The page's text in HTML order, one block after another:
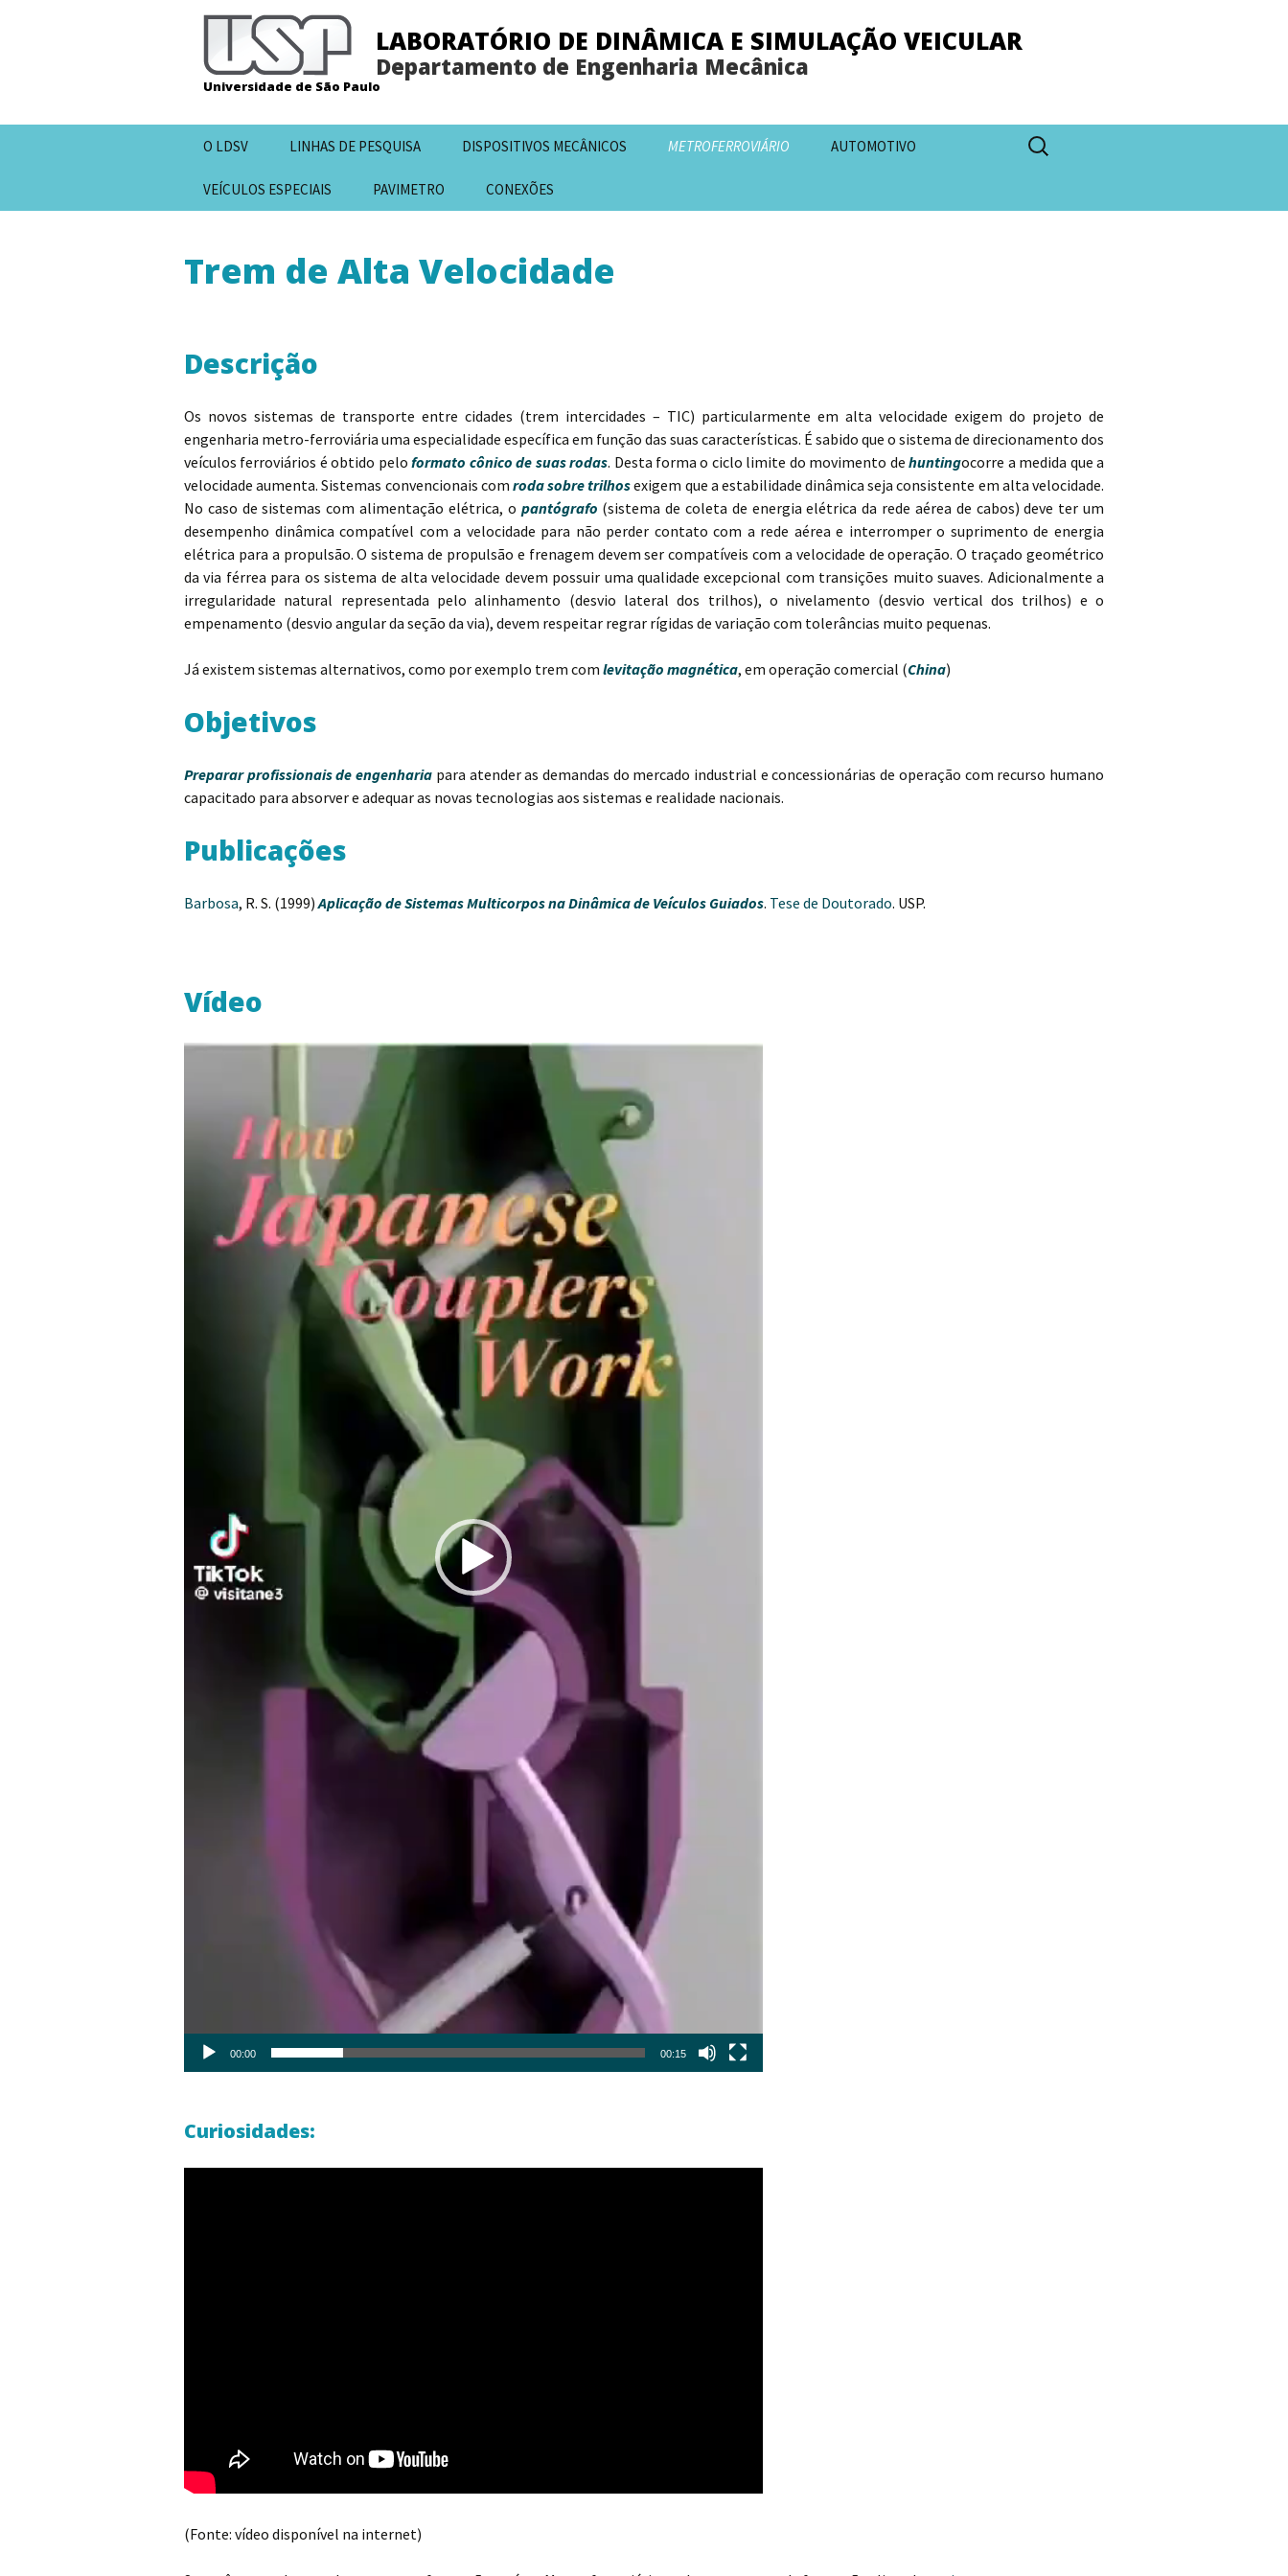
LABORATÓRIO DE DINÂMICA E SIMULAÇÃO VEICULAR
Departamento de Engenharia Mecânica
Universidade de São Paulo
O LDSV LINHAS DE PESQUISA DISPOSITIVOS MECÂNICOS METROFERROVIÁRIO AUTOMOTIVO
VEÍCULOS ESPECIAIS PAVIMETRO CONEXÕES
Pesquisar
por:
Trem de Alta Velocidade
Descrição
Os novos sistemas de transporte entre cidades (trem intercidades – TIC) particularmente em alta velocidade exigem do projeto de
engenharia metro-ferroviária uma especialidade específica em função das suas características. É sabido que o sistema de direcionamento dos
veículos ferroviários é obtido peloformato cônico de suas rodas. Desta forma o ciclo limite do movimento dehuntingocorre a medida que a
velocidade aumenta. Sistemas convencionais com roda sobre trilhosexigem que a estabilidade dinâmica seja consistente em alta velocidade.
No caso de sistemas com alimentação elétrica, o pantógrafo (sistema de coleta de energia elétrica da rede aérea de cabos) deve ter um
desempenho dinâmica compatível com a velocidade para não perder contato com a rede aérea e interromper o suprimento de energia
elétrica para a propulsão. O sistema de propulsão e frenagem devem ser compatíveis com a velocidade de operação. O traçado geométrico
da via férrea para os sistema de alta velocidade devem possuir uma qualidade excepcional com transições muito suaves. Adicionalmente a
irregularidade natural representada pelo alinhamento (desvio lateral dos trilhos), o nivelamento (desvio vertical dos trilhos) e o
empenamento (desvio angular da seção da via), devem respeitar regrar rígidas de variação com tolerâncias muito pequenas.
Já existem sistemas alternativos, como por exemplo trem com levitação magnética, em operação comercial (China)
Objetivos
Preparar profissionais de engenharia para atender as demandas do mercado industrial e concessionárias de operação com recurso humano
capacitado para absorver e adequar as novas tecnologias aos sistemas e realidade nacionais.
Publicações
Barbosa, R. S. (1999)Aplicação de Sistemas Multicorpos na Dinâmica de Veículos Guiados. Tese de Doutorado. USP.
Vídeo
00:00 00:15
Curiosidades:
(Fonte: vídeo disponível na internet)